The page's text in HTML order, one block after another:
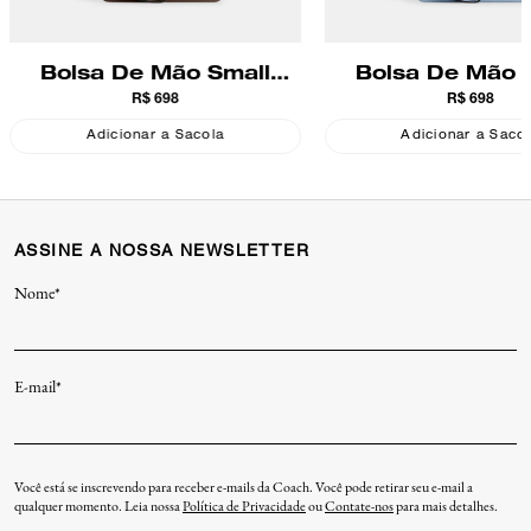
Bolsa De Mão Small
Wristlet Coach
R$ 698
Adicionar a Sacola
Bolsa De Mão
Wristlet
R$ 698
Adicionar a
ASSINE A NOSSA NEWSLETTER
Nome*
E-mail*
Você está se inscrevendo para receber e-mails da Coach. Você pode retirar seu e-mail a
qualquer momento. Leia nossaPolítica de PrivacidadeouContate-nospara mais detalhes.